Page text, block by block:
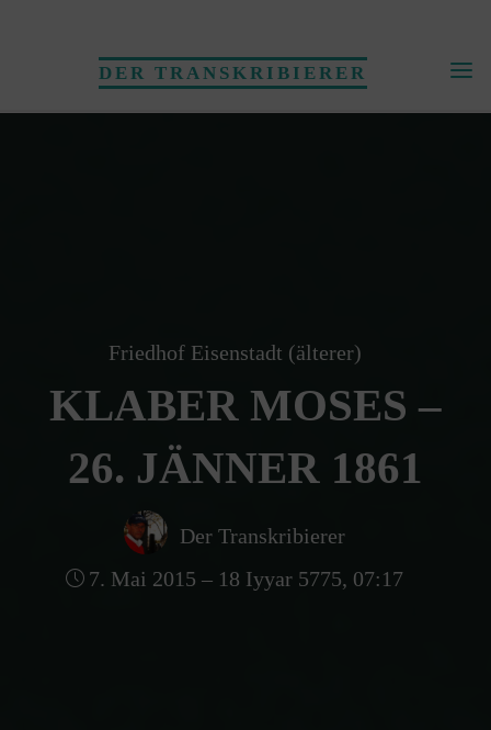
DER TRANSKRIBIERER
Friedhof Eisenstadt (älterer)
KLABER MOSES –
26. JÄNNER 1861
Der Transkribierer
7. Mai 2015 – 18 Iyyar 5775, 07:17